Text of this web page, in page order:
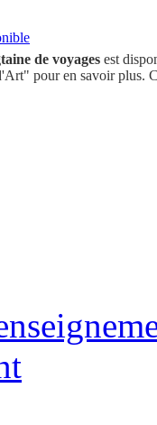
de voyages est
pour en savoir plus.